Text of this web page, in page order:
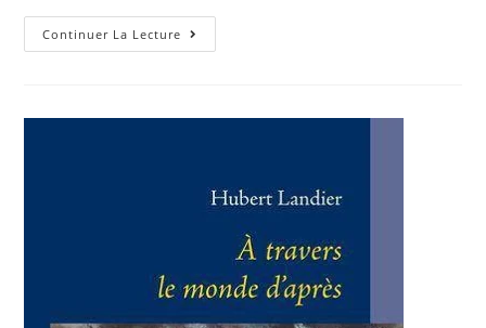
Continuer La Lecture